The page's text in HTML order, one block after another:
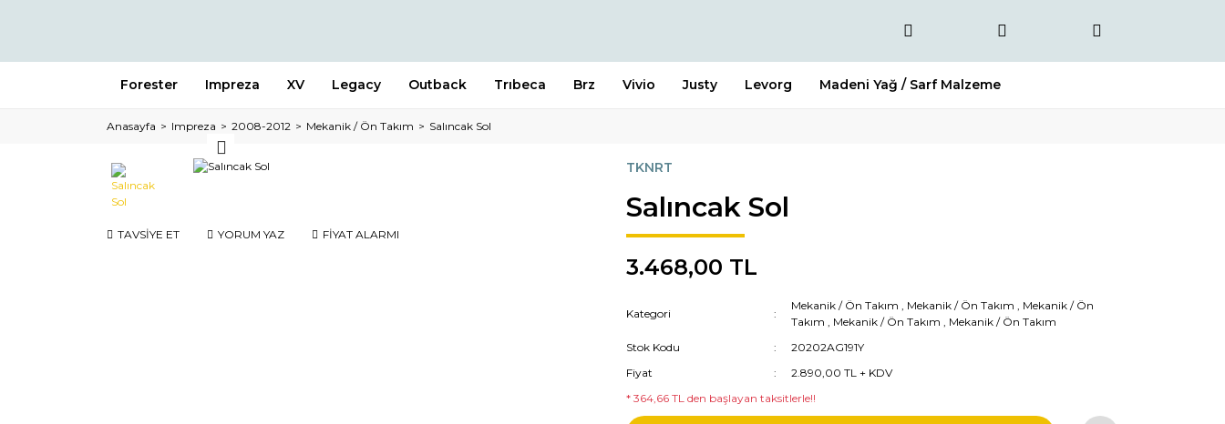
Forester Impreza XV Legacy Outback Trıbeca Brz Vivio Justy Levorg Madeni Yağ / Sarf Malzeme
Anasayfa Impreza 2008-2012 Mekanik / Ön Takım Salıncak Sol
TAVSİYE ET YORUM YAZ FİYAT ALARMI
TKNRT
Salıncak Sol
3.468,00 TL
Kategori
Mekanik / Ön Takım , Mekanik / Ön Takım , Mekanik / Ön
Takım , Mekanik / Ön Takım , Mekanik / Ön Takım
Stok Kodu
20202AG191Y
Fiyat
2.890,00 TL + KDV
* 364,66 TL den başlayan taksitlerle!!